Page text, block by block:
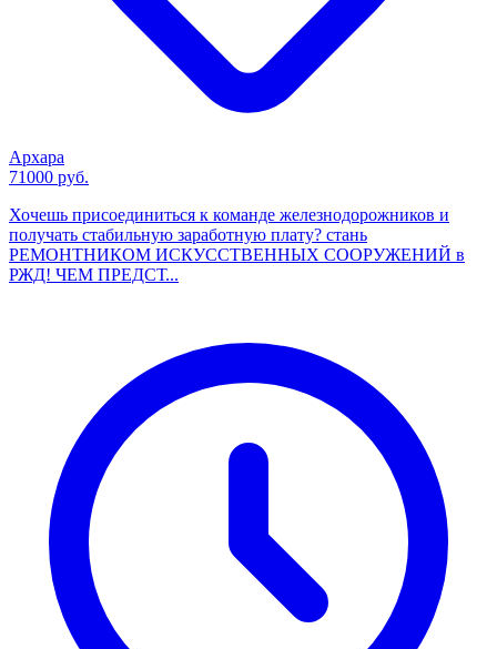
Архара
71000 руб.
Хочешь присоединиться к команде железнодорожников и
получать стабильную заработную плату? стань
РЕМОНТНИКОМ ИСКУССТВЕННЫХ СООРУЖЕНИЙ в
РЖД! ЧЕМ ПРЕДСТ...